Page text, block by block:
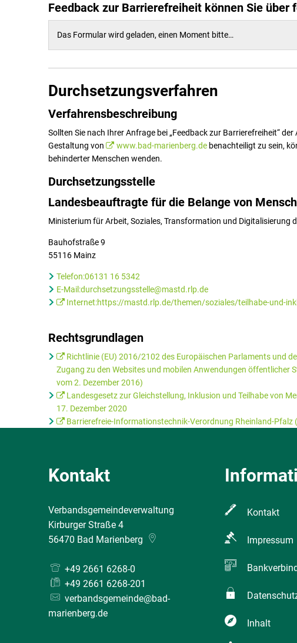
Feedback zur Barrierefreiheit können Sie über
Das Formular wird geladen, einen Moment bitte…
Durchsetzungsverfahren
Verfahrensbeschreibung
Sollten Sie nach Ihrer Anfrage bei „Feedback zur Barrierefreiheit“
Gestaltung von
www.bad-marienberg.debenachteiligt zu sein,
behinderter Menschen wenden.
Durchsetzungsstelle
Landesbeauftragte für die Belange von
Ministerium für Arbeit, Soziales, Transformation und Digitalisierung
Bauhofstraße 9
55116 Mainz
Telefon:06131 16 5342
E-Mail:durchsetzungsstelle@mastd.rlp.de
Internet:https://mastd.rlp.de/themen/soziales/teilhabe-und-
Rechtsgrundlagen
Richtlinie (EU) 2016/2102 des Europäischen Parlaments und
Zugang zu den Websites und mobilen Anwendungen öffentlicher
vom 2. Dezember 2016)
Landesgesetz zur Gleichstellung, Inklusion und Teilhabe von
17. Dezember 2020
Barrierefreie-Informationstechnik-Verordnung Rheinland-Pfalz
Kontakt
Verbandsgemeindeverwaltung
Kirburger Straße 4
56470 Bad Marienberg
+49 2661 6268-0
+49 2661 6268-201
verbandsgemeinde@bad-
marienberg.de
Kontakt
Impressum
Inhalt